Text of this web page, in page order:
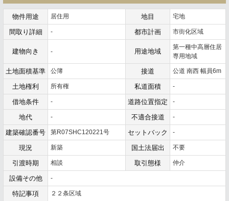
物件用途 居住用 地目 宅地
間取り詳細 - 都市計画 市街化区域
建物向き - 用途地域
第一種中高層住居
専用地域
土地面積基準 公簿 接道 公道 南西 幅員6m
土地権利 所有権 私道面積 -
借地条件 - 道路位置指定 -
地代 - 不適合接道 -
建築確認番号 第R07SHC120221号 セットバック -
現況 新築 国土法届出 不要
引渡時期 相談 取引態様 仲介
設備その他 -
特記事項 ２２条区域